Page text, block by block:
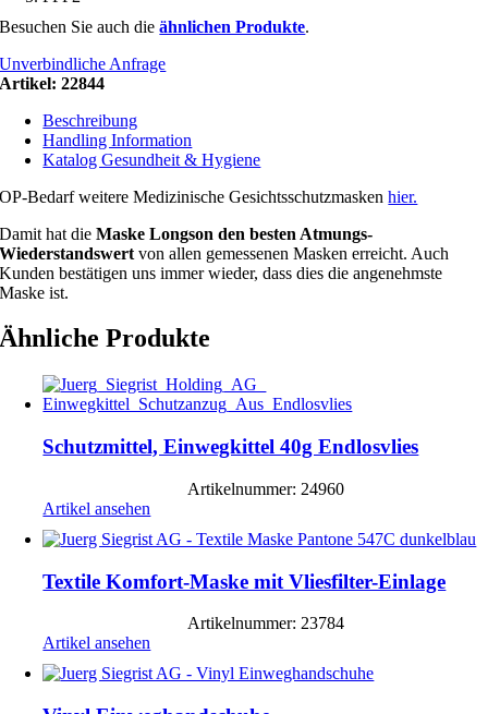
Besuchen Sie auch dieähnlichen Produkte.
Unverbindliche Anfrage
Artikel:22844
Beschreibung
Handling Information
Katalog Gesundheit & Hygiene
OP-Bedarf weitere Medizinische Gesichtsschutzmaskenhier.
Damit hat die Maske Longson den besten Atmungs-
Wiederstandswert von allen gemessenen Masken erreicht. Auch
Kunden bestätigen uns immer wieder, dass dies die angenehmste
Maske ist.
Ähnliche Produkte
Schutzmittel, Einwegkittel 40g Endlosvlies
Artikelnummer: 24960
Artikel ansehen
Textile Komfort-Maske mit Vliesfilter-Einlage
Artikelnummer: 23784
Artikel ansehen